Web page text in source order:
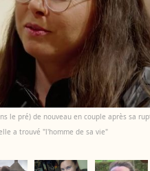
le pré) de nouveau en couple après sa
a trouvé "l'homme de sa vie"